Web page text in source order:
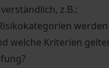
z.B.:
werden
welche Kriterien